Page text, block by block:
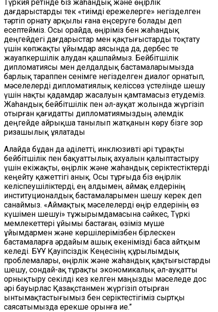
Түркия ретінде біз жаһандық және өңірлік
дағдарыстарды тек «тиімді ережелерге» негізделген
тәртіп орнату арқылы ғана еңсеруге болады деп
есептейміз. Осы орайда, өңіріміз бен жаһандық
деңгейдегі дағдарыстар мен қақтығыстарды тоқтату
үшін көпжақты ұйымдар аясында да, дербес те
жауапкершілік алудан қашпаймыз. Бейбітшілік
дипломатиясы мен делдалдық бастамаларымызда
барлық тараппен сенімге негізделген диалог орнатып,
мәселелерді дипломатиялық келіссөз үстелінде шешу
үшін нақты қадамдар жасалуын қамтамасыз етудеміз.
Жаһандық бейбітшілік пен әл-ауқат жолында жүргізіп
отырған қағидатты дипломатиямыздың әлемдік
деңгейде айрықша танылып жатқанын көру бізге зор
ризашылық ұялатады
Алайда бұдан да әділетті, инклюзивті әрі тұрақты
бейбітшілік пен бақуаттылық ахуалын қалыптастыру
үшін екіжақты, өңірлік және жаһандық серіктестіктерді
кеңейту қажеттігі анық. Осы тұрғыда біз өңірлік
келіспеушіліктерді, ең алдымен, аймақ елдерінің
институционалдық бастамаларымен шешу керек деп
санаймыз. «Аймақтық мәселелерді өңір елдерінің өз
күшімен шешуі» тұжырымдамасына сәйкес, Түркі
мемлекеттері ұйымы бастаған, өзіміз мүше
ұйымдармен және көршілерімізбен бірлескен
бастамаларға әрдайым ашық екенімізді баса айтқым
келеді. БҰҰ Қауіпсіздік Кеңесінің құрылымдық
проблемалары, өңірлік және жаһандық қақтығыстарды
шешу, сондай-ақ тұрақты экономикалық әл-ауқатты
орнықтыру секілді кез келген маңызды мәселеде дос
әрі бауырлас Қазақстанмен жүргізіп отырған
ынтымақтастығымыз бен серіктестігіміз сыртқы
саясатымызда ерекше орынға ие.”